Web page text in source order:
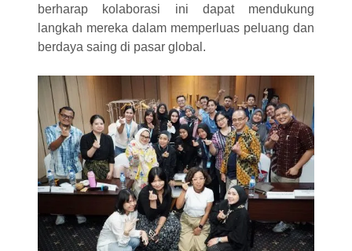
berharap kolaborasi ini dapat mendukung
langkah mereka dalam memperluas peluang dan
berdaya saing di pasar global.